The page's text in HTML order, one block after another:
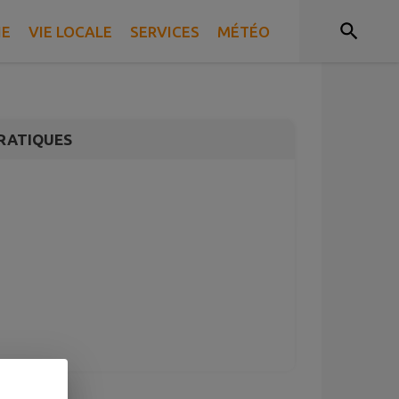
VIE LOCALE SERVICES MÉTÉO